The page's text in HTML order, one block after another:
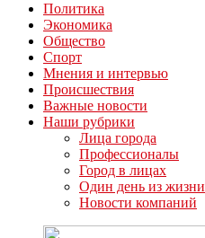
Политика
Экономика
Общество
Спорт
Мнения и интервью
Происшествия
Важные новости
Наши рубрики
Лица города
Профессионалы
Город в лицах
Один день из жизни
Новости компаний